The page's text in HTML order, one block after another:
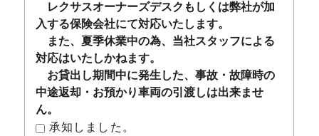
レクサスオーナーズデスクもしくは弊社が加
入する保険会社にて対応いたします。
また、夏季休業中の為、当社スタッフによる
対応はいたしかねます。
お貸出し期間中に発生した、事故・故障時の
中途返却・お預かり車両の引渡しは出来ませ
ん。
承知しました。